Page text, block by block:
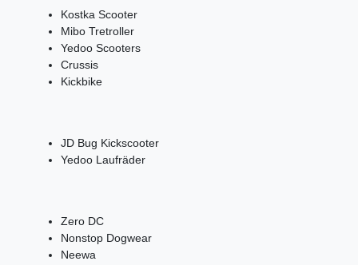
Kostka Scooter
Mibo Tretroller
Yedoo Scooters
Crussis
Kickbike
JD Bug Kickscooter
Yedoo Laufräder
Zero DC
Nonstop Dogwear
Neewa